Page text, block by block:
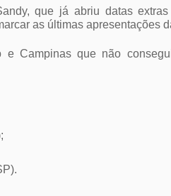
que já abriu datas
as últimas apresentações
Campinas que não